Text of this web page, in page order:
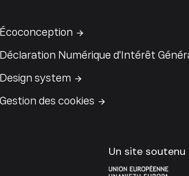
Écoconception
Déclaration Numérique d'Intérêt
Design system
Gestion des cookies
Un site soutenu